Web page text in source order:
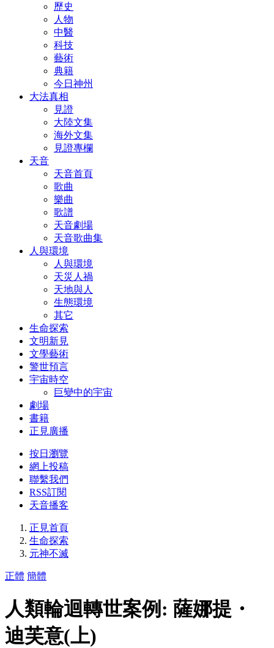
歷史
人物
中醫
科技
藝術
典籍
今日神州
大法真相
見證
大陸文集
海外文集
見證專欄
天音
天音首頁
歌曲
樂曲
歌譜
天音劇場
天音歌曲集
人與環境
人與環境
天災人禍
天地與人
生態環境
其它
生命探索
文明新見
文學藝術
警世預言
宇宙時空
巨變中的宇宙
劇場
書籍
正見廣播
按日瀏覽
網上投稿
聯繫我們
RSS訂閱
天音播客
正見首頁
生命探索
元神不滅
正體 簡體
人類輪迴轉世案例: 薩娜提・
迪芙意(上)